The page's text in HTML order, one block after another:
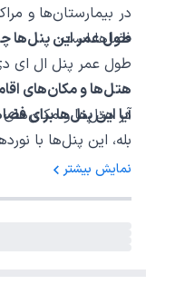
فضاها است.
هتل‌ها و مکان‌های
در هتل‌ها و مکان‌های
سالن‌های همایش و
طول عمر این پنل‌ها
طول عمر پنل ال ای دی فول
آیا این پنل‌ها برای
بله، این پنل‌ها با
نمایش بیشتر